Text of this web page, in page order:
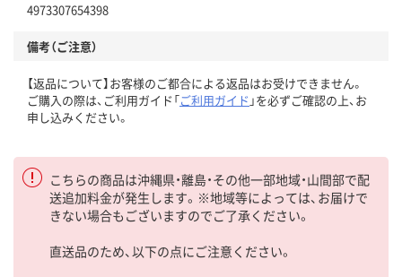
4973307654398
備考（ご注意）
【返品について】お客様のご都合による返品はお受けできません。
ご購入の際は、ご利用ガイド「ご利用ガイド 」を必ずご確認の上、お
申し込みください。
こちらの商品は沖縄県・離島・その他一部地域・山間部で配
送追加料金が発生します。※地域等によっては、お届けで
きない場合もございますのでご了承ください。
直送品のため、以下の点にご注意ください。